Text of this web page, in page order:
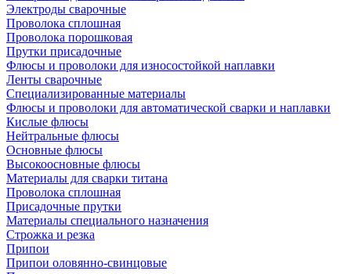
Электроды сварочные
Проволока сплошная
Проволока порошковая
Прутки присадочные
Флюсы и проволоки для износостойкой наплавки
Ленты сварочные
Специализированные материалы
Флюсы и проволоки для автоматической сварки и наплавки
Кислые флюсы
Нейтральные флюсы
Основные флюсы
Высокоосновные флюсы
Материалы для сварки титана
Проволока сплошная
Присадочные прутки
Материалы специального назначения
Строжка и резка
Припои
Припои оловянно-свинцовые